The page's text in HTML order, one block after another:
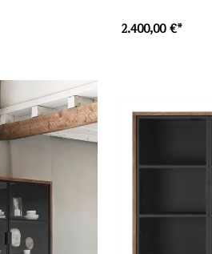
2.400,00 €*